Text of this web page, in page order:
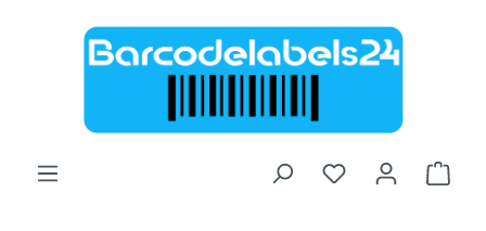
Zum Hauptinhalt springen